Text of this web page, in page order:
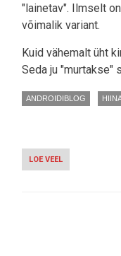
"lainetav". Ilmselt
võimalik variant.
Kuid vähemalt üht
Seda ju "murtakse"
ANDROIDIBLOG
LOE VEEL
VIDEO: